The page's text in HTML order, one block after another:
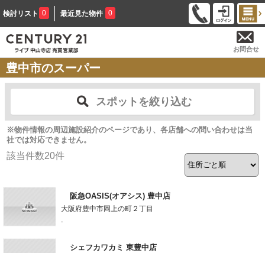
検討リスト 0 最近見た物件 0
お問合せ
豊中市のスーパー
スポットを絞り込む
※物件情報の周辺施設紹介のページであり、各店舗への問い合わせは当
社では対応できません。
該当件数20件
阪急OASIS(オアシス) 豊中店
大阪府豊中市岡上の町２丁目
-
シェフカワカミ 東豊中店